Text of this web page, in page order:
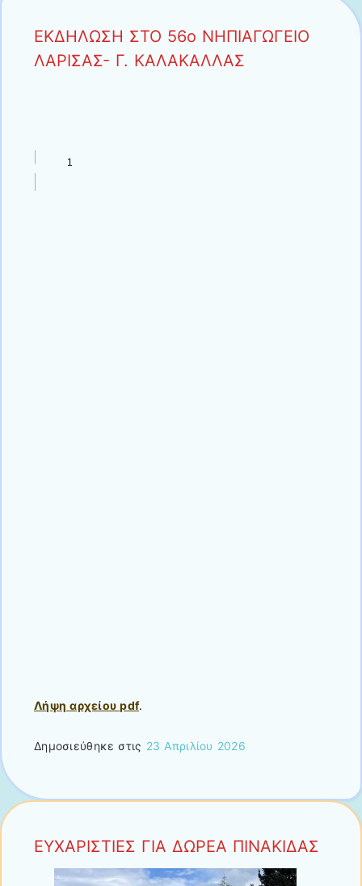
ΕΚΔΗΛΩΣΗ ΣΤΟ 56ο ΝΗΠΙΑΓΩΓΕΙΟ
ΛΑΡΙΣΑΣ- Γ. ΚΑΛΑΚΑΛΛΑΣ
Λήψη αρχείου pdf.
Δημοσιεύθηκε στις 23 Απριλίου 2026
ΕΥΧΑΡΙΣΤΙΕΣ ΓΙΑ ΔΩΡΕΑ ΠΙΝΑΚΙΔΑΣ